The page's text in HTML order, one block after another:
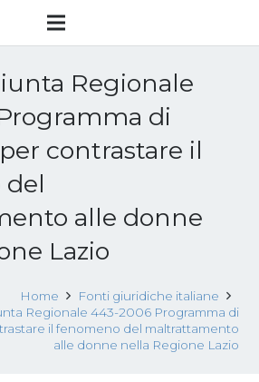
Regionale
di
contrastare il
alle donne
Lazio
Home
Fonti giuridiche italiane
Regionale 443-2006 Programma di
il fenomeno del maltrattamento
alle donne nella Regione Lazio